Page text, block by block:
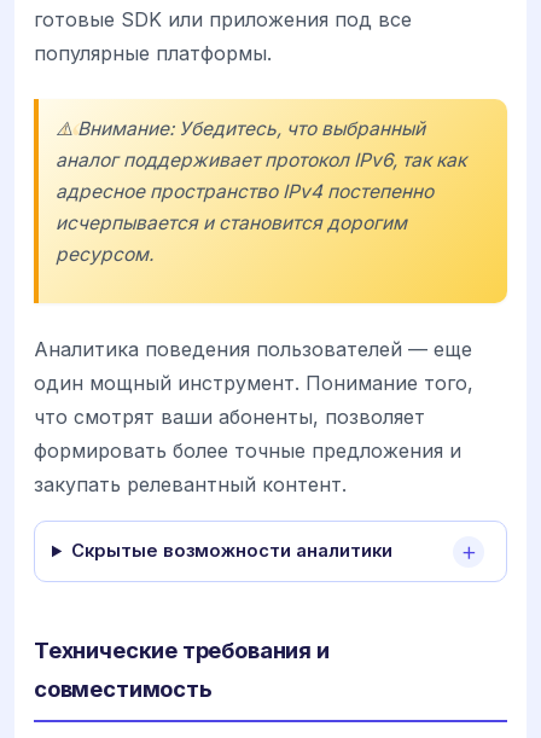
готовые SDK или приложения под все
популярные платформы.
⚠️ Внимание: Убедитесь, что выбранный
аналог поддерживает протокол IPv6, так как
адресное пространство IPv4 постепенно
исчерпывается и становится дорогим
ресурсом.
Аналитика поведения пользователей — еще
один мощный инструмент. Понимание того,
что смотрят ваши абоненты, позволяет
формировать более точные предложения и
закупать релевантный контент.
Скрытые возможности аналитики
Технические требования и
совместимость